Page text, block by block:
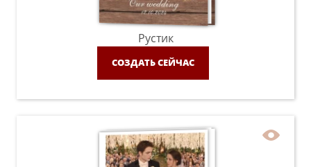
Рустик
СОЗДАТЬ СЕЙЧАС